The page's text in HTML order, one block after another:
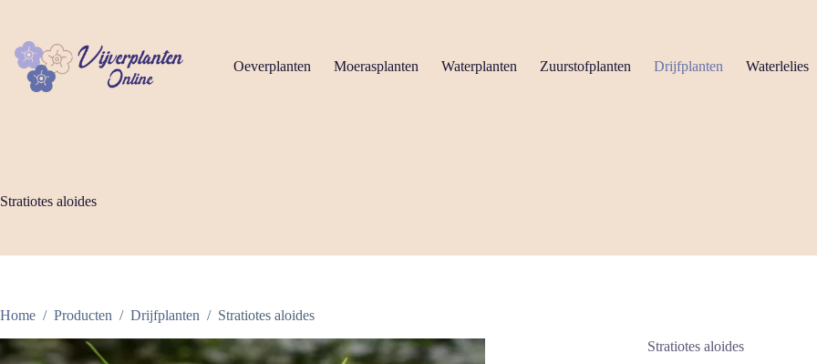
inhoud
Oeverplanten Moerasplanten Waterplanten Zuurstofplanten Drijfplanten Waterlelies
Stratiotes aloides
Home / Producten / Drijfplanten / Stratiotes aloides
Stratiotes aloides